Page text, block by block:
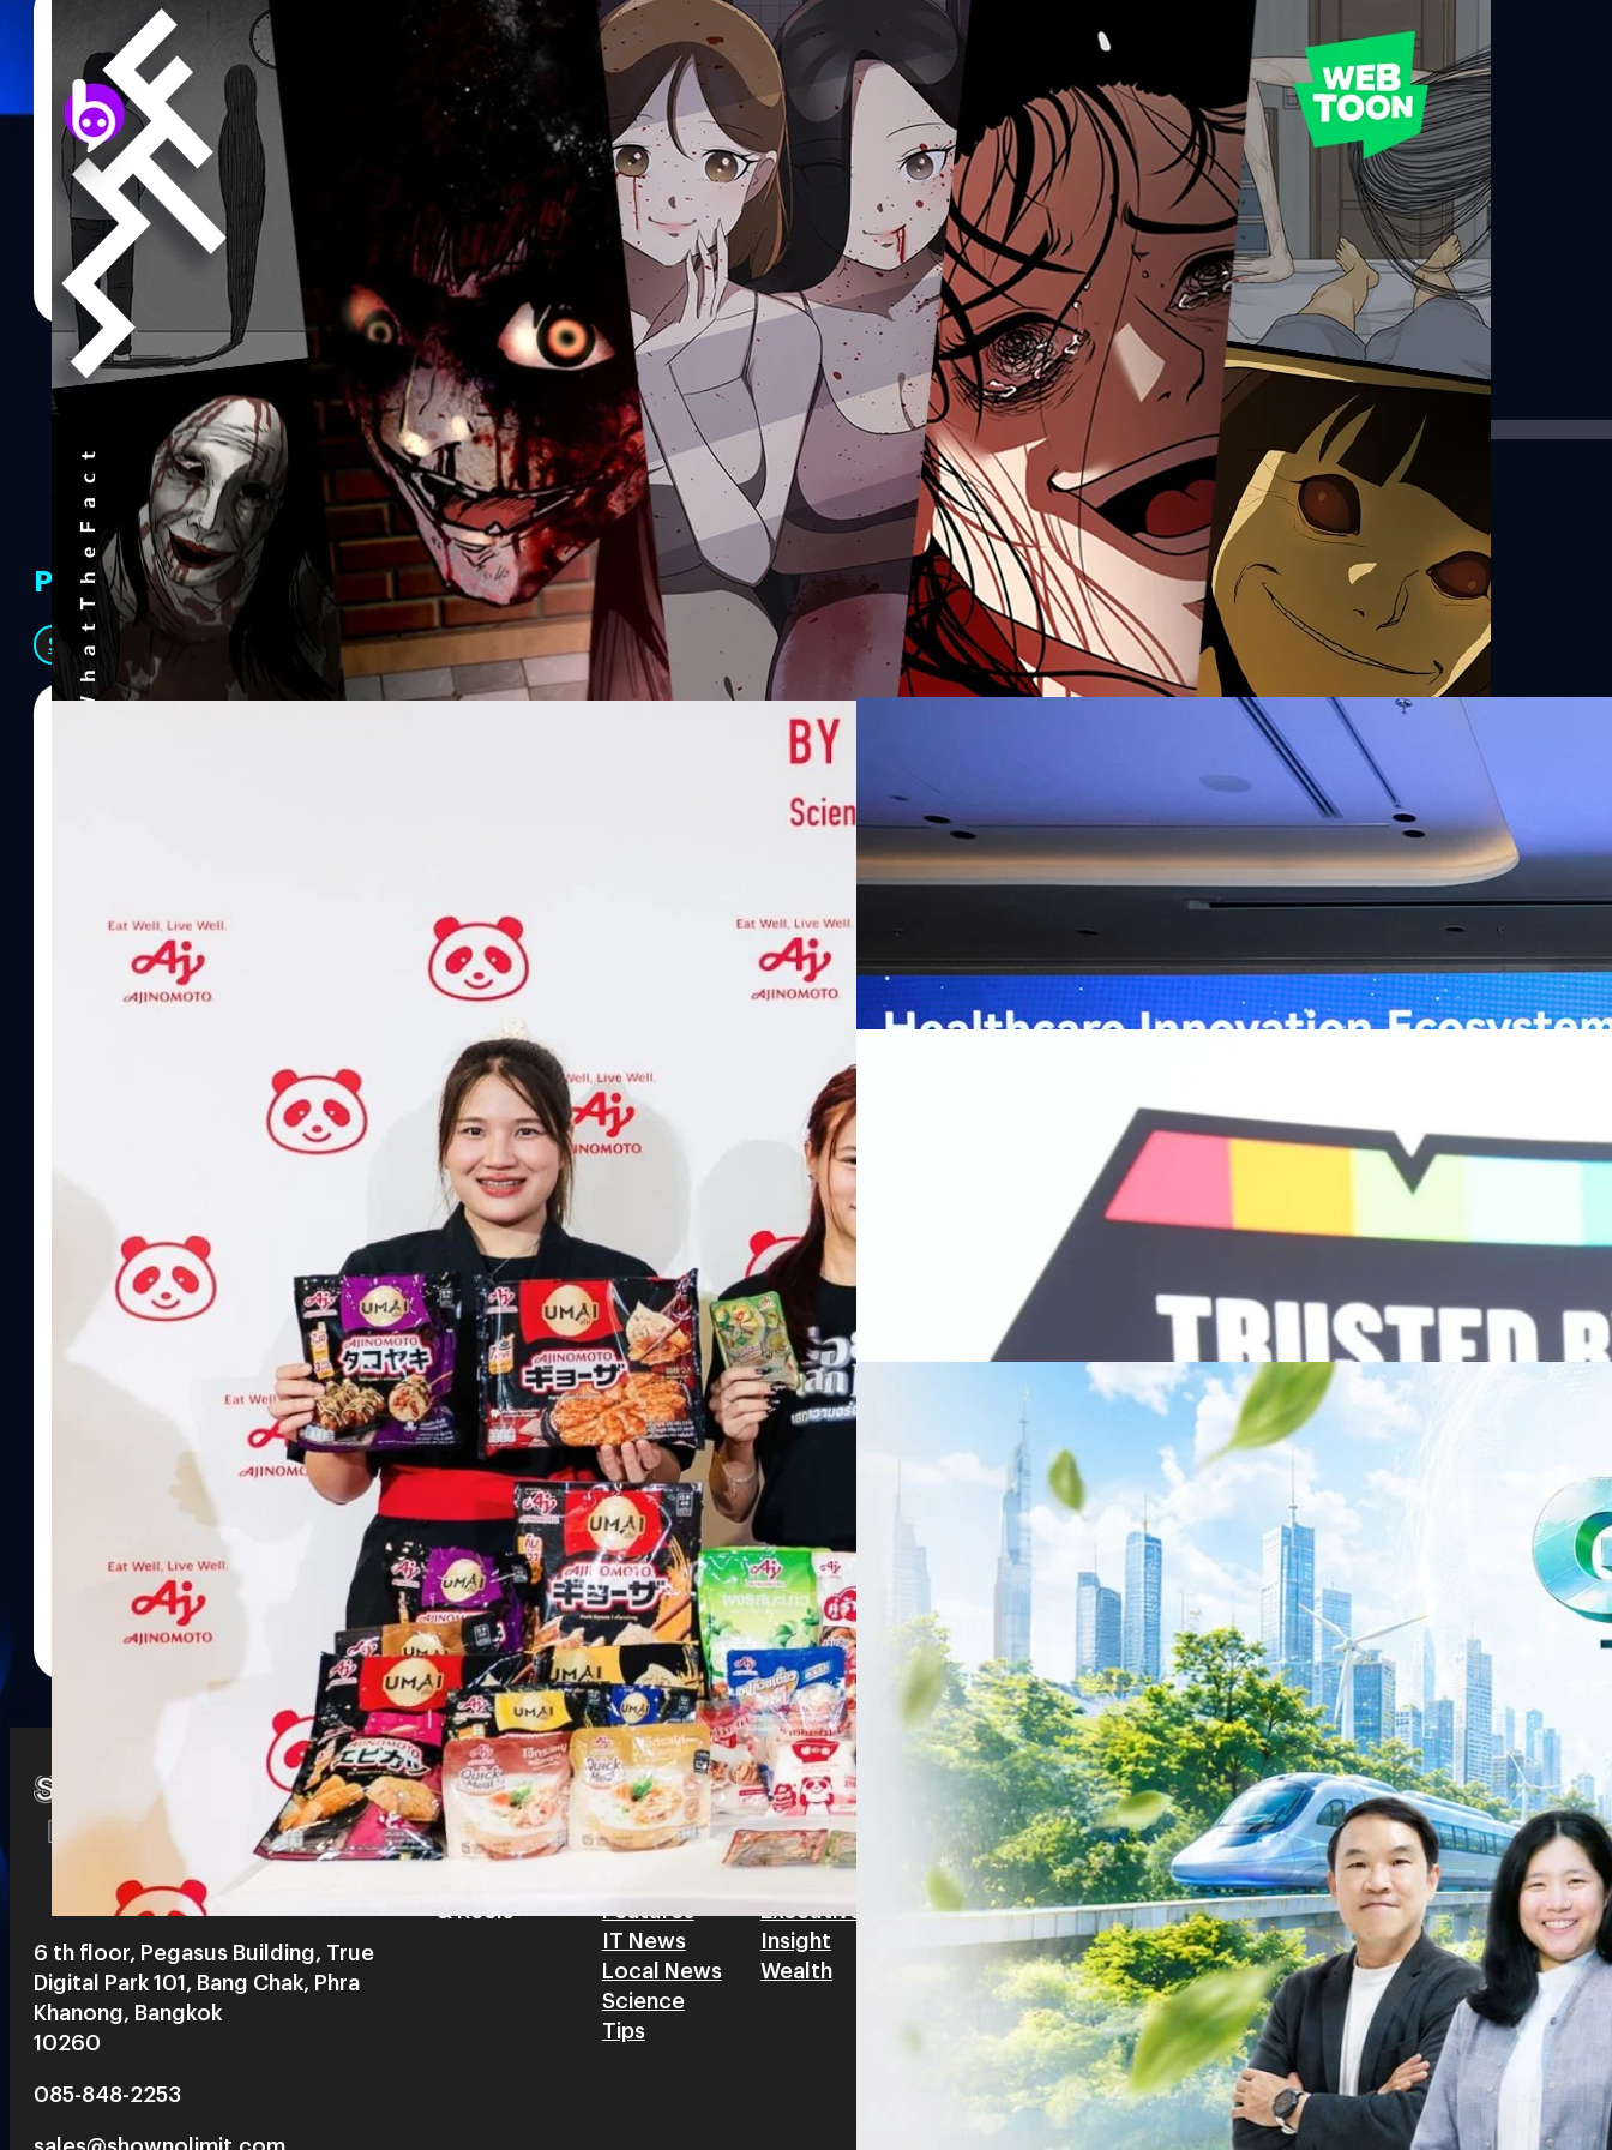
นัทธพงศ์ มีแต้ม | 2091 days ago
Read More
แนะนำ 7 เรื่องสั้นสุดหลอนที่ถูกสร้างสรรค์โดยหลากหลายศิลปินจาก
“WEBTOON”
นี่คือโพรเจกต์ผลงานรวมเรื่องสั้นสยองขวัญจากหลากหลายนักเขียนของทาง WEBTOON ซึ่งมีด้วยกันทั้งหมด
19 ตอน 19 ผู้เขียนเลยทีเดียว โดยโพรเจกต์นี้มีชื่อว่า 2019 เรื่องสยอง ชวนลองเขย่าขวัญ ซึ่งหลังจากที่ผมได้
อ่านมาก็มีประทับใจในหลาย ๆ ตอนเลย แต่มันมี 7 ตอนที่ผมรู้สึกว่ามันหลอนโดนใจผมจนอยากจะแชร์ให้คน
อื่น ๆ ได้ตามไปลองอ่านกันเหลือเกิน ถ้ายังไงก็ขอให้ลองอ่านตอนเหล่านี้แล้วหากเกิดติดใจค่อยไล่ตามเก็บ
ตอนอื่น ๆ ต่อก็ได้ครับผม ปล.ถ้าไม่อยากเสียอรรถรสในการอ่าน แนะนำว่าอย่าอ่านเรื่องย่อที่ผมเขียนไว้นะ
สามารถคลิกลิงก์ที่ผมแปะไว้ในแต่ละเรื่องไปอ่านกันเองได้เลย เรื่อง - 2019 เรื่องสยอง ชวนลองเขย่าขวัญ ผู้
วาด/ผู้แต่ง - Various Artists (หลากหลายศิลปิน) เรตติงปัจจุบันใน Webtoon - 9.82 แนว - สยองขวัญ
ปัจจุบันมี - 19 ตอน (19 เรื่องสั้น) 1.ผีส่งของ EP 01 ตอน ผีส่งของ เขียนโดน มินซงอา…
PR Partners
See All
บริษัท อายิโนะโมะโต๊ะ (ประเทศไทย) จำกัด จัดงาน The Heartbeat by “AminoScience” ร่วมเปิดเผย
แนวคิดการดำเนินธุรกิจและการพัฒนาผลิตภัณฑ์ที่ขับเคลื่อนด้วยเทคโนโลยีทางอาหาร และข้อมูลพฤติกรรม
ผู้บริโภค ท่ามกลางการเติบโตของตลาด Health & Wellness ในประเทศไทย ซึ่งมีมูลค่ามากกว่า 1.5 ล้านล้าน
บาท หรือคิดเป็นสัดส่วนราว 8% ของผลิตภัณฑ์มวลรวมในประเทศ (GDP) กลุ่มธุรกิจเทคโนโลยีและองค์
ความรู้หลักรูปแบบผลิตภัณฑ์ / โซลูชันกลุ่มเป้าหมายหลักNutrition & Well-beingAminoScience (การใช้
ประโยชน์จากกรดอะมิโน)aminoVITAL, AminoNITE,
หัวเว่ยเดินหน้าปฏิวัติวงการสาธารณสุขไทยด้วย AI เปิดตัว 4 นวัตกรรมเปลี่ยน
เกมเร่งเครื่อง AI เพื่อการแพทย์ในประเทศไทย
กรุงเทพฯ, 7 สิงหาคม 2569 — หัวเว่ย จัดงาน “Huawei AI+ Healthcare Summit” ภายใต้งาน Huawei
Thailand Digital & AI Summit 2026 รวมผู้นำด้านนโยบายสาธารณสุข ผู้บริหารโรงพยาบาลชั้นนำ และ
พันธมิตรด้านเทคโนโลยีจากไทยและจีน ร่วมขับเคลื่อนอนาคตของระบบสาธารณสุขไทยด้วยนวัตกรรมและ
ปัญญาประดิษฐ์ (AI) พร้อมประกาศความร่วมมือครั้งสำคัญเพื่อยกระดับ Healthcare Ecosystem ของ
ประเทศอย่างเป็นทางการ นายปีเตอร์ จาง ประธานกลุ่มธุรกิจการศึกษาและสาธารณสุขต่างประเทศ บริษัท หัว
เว่ย เทคโนโลยี่ จำกัด ได้กล่าวถึงความมุ่งมั่นของหัวเว่ยในการสนับสนุนการเปลี่ยนผ่านสู่ยุคดิจิทัลของระบบ
สาธารณสุขไทย และบทบาทของเทคโนโลยี AI ในการยกระดับคุณภาพการให้บริการทางการแพทย์ให้เข้าถึง
ประชาชนได้อย่างทั่วถึงมากขึ้น ภายใต้แนวคิด “AI for Health, Health for All” “วันนี้ปัญญาประดิษฐ์กำลังเข้า
มาเปลี่ยนแปลงอุตสาหกรรมสาธารณสุขอย่างรวดเร็ว หัวเว่ยมีประสบการณ์ตรงจากการพัฒนาแพลตฟอร์ม
หลายแห่งในจีน เราเชื่อมั่นว่าความร่วมมือระหว่างหัวเว่ยกับพันธมิตรไทยในวันนี้จะช่วยผลักดันวิสัยทัศน์…
Read More
Recurring Revenue เร่งเครื่อง New Growth Engine พร้อมจ่ายปันผล 0.10
บริษัท ซินเน็ค (ประเทศไทย) จำกัด (มหาชน) หรือ SYNNEX โชว์ผลการดำเนินงานแข็งแกร่ง กำไรสุทธิ
ไตรมาส 2 และงวด 6 เดือนแรกของปี 2569 เติบโต 17.8% และ 17.7% จากช่วงเดียวกันของปีก่อน สูงกว่าการ
เติบโตของรายได้อย่างมีนัยสำคัญ พร้อมประกาศจ่ายเงินปันผลระหว่างกาล 0.10 บาทต่อหุ้น โดยกำหนดวันที่
ไม่ได้รับสิทธิปันผล (XD) วันที่ 19 สิงหาคม 2569 และกำหนดจ่ายเงินปันผลวันที่ 2 กันยายน 2569 นางสาวสุ
ธิดา มงคลสุธี ประธานเจ้าหน้าที่บริหาร บริษัท ซินเน็ค (ประเทศไทย) จำกัด (มหาชน) เปิดเผยว่า ในช่วงครึ่งปี
แรกบริษัทเดินหน้าขับเคลื่อน Business Transformation อย่างต่อเนื่อง ผ่านการยกระดับจากผู้จัดจำหน่าย
สินค้าไอที สู่การเป็น Digital Infrastructure Platform เพื่อรองรับการเติบโตของเศรษฐกิจ AI โดยมุ่งเพิ่ม
สัดส่วนธุรกิจที่มีมูลค่าเพิ่ม ควบคู่กับการขยายเครือข่ายพันธมิตรเทคโนโลยีระดับโลก…
| 2 days ago
ครบรอบ 6 ปี สำนักข่าว TODAY เปิดเวทีใหญ่ SUSTAIN CITY: THE GREEN
TRANSITION ถกแนวทางปรับตัวสู่เศรษฐกิจสีเขียวอย่างยั่งยืน
เนื่องในโอกาสครบรอบ 6 ปี สำนักข่าว TODAY จัดงาน SUSTAIN CITY: THE GREEN TRANSITION เวทีแลก
เปลี่ยนมุมมองเกี่ยวกับการเปลี่ยนผ่านสู่เศรษฐกิจและสังคมสีเขียว พร้อมนำเสนอแนวทางที่สามารถนำไป
ประยุกต์ใช้ได้จริง จากผู้แทนภาครัฐ ภาคธุรกิจ และผู้เชี่ยวชาญในหลากหลายสาขา ผ่านประเด็นสำคัญว่า
ประเทศไทยควรปรับตัวอย่างไร ? เพื่อเดินหน้าสู่ความยั่งยืนและบรรลุเป้าหมาย Net Zero อย่างเป็นรูปธรรม
ทั้งในมิติของภาครัฐ ภาคธุรกิจ การเงิน และพลังงาน Green Transitioning: Shifting Systemพลิกโครงสร้าง
เศรษฐกิจ ปรับห่วงโซ่คุณค่า และเชื่อมโยงนโยบายกับเทคโนโลยี เพื่อขับเคลื่อนประเทศไทยสู่เศรษฐกิจสีเขียว
โดย ศาสตราจารย์ ดร. ยศชนัน วงศ์สวัสดิ์รองนายกรัฐมนตรีและรัฐมนตรีว่าการกระทรวงการอุดมศึกษา
วิทยาศาสตร์ วิจัยและนวัตกรรม Green Transitioning: Decarbonize Unlockร่วมสำรวจแนวทางที่ภาคธุรกิจ
สามารถนำ Green Tech มาใช้เพื่อลดการปล่อยคาร์บอน และเดินหน้าสู่เป้าหมาย Net Zero พบกับ คุณปัณ
วรรธน์ นิลกิจศรานนท์ รองประธานกรรมการบริหาร ฝ่ายวิศวกรรมโครงสร้างบริษัท…
รัตนาภรณ์ ศรีนวลจันทร์ | 3 days ago
Read More
6 th floor, Pegasus Building, True
Digital Park 101, Bang Chak, Phra
Khanong, Bangkok
10260
085-848-2253
Watch
& Reels
Tech
Features
IT News
Local News
Science
Tips
Biz
Corporate
Executive
Insight
Wealth
Game
Articles
Game News
Reviews
Life
Environment
Health
People
Trends
Wellness
SOCIAL MEDIA
Instagram
Facebook